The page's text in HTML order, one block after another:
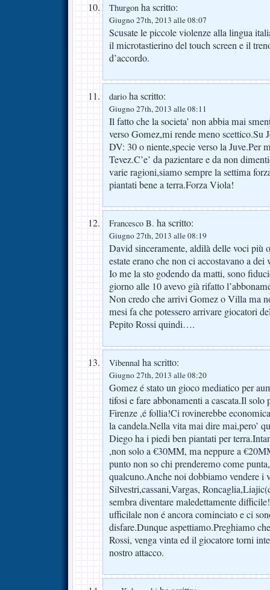
Thurgon ha scritto:
Giugno 27th, 2013 alle 08:07
Scusate le piccole violenze alla lingua
il microtastierino del touch screen e il
d’accordo.
dario ha scritto:
Giugno 27th, 2013 alle 08:11
Il fatto che la societa’ non abbia mai
verso Gomez,mi rende meno scettico.Su
DV: 30 o niente,specie verso la Juve.Per
Tevez.C’e’ da pazientare e da non
varie ragioni,siamo sempre la settima
piantati bene a terra.Forza Viola!
Francesco B. ha scritto:
Giugno 27th, 2013 alle 08:19
David sinceramente, aldilà delle voci più
estate erano che non ci accostavano a dei
Io me la sto godendo da matti, sono
giorno alle 10 avevo già rifatto
Non credo che arrivi Gomez o Villa ma
mesi fa che potessero arrivare giocatori
Pepito Rossi quindi….
Vibennal ha scritto:
Giugno 27th, 2013 alle 08:20
Gomez é stato un gioco mediatico per
tifosi e fare abbonamenti a cascata.Il solo
Firenze ,é follia!Ci rovinerebbe
la candela.Nella vita mai dire mai,pero’
Diego ha i piedi ben piantati per
,non solo a €30MM, ma neppure a
punto non so chi prenderemo come
qualcuno.Anche noi dobbiamo vendere i
Silvestri,cassani,Vargas,
sembra diventare maledettamente
ufficilale non é ancora cominciato e ci
disfare.Dunque aspettiamo.Preghiamo
Rossi, venga vinta ed il giocatore torni
nostro attacco.